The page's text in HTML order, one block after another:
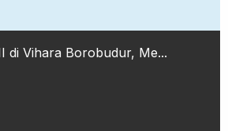
di Vihara Borobudur, Me...